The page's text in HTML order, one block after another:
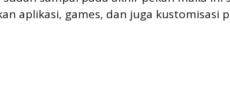
aplikasi, games, dan juga kustomisasi